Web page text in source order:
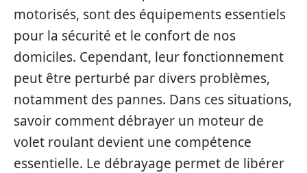
motorisés, sont des équipements essentiels
pour la sécurité et le confort de nos
domiciles. Cependant, leur fonctionnement
peut être perturbé par divers problèmes,
notamment des pannes. Dans ces situations,
savoir comment débrayer un moteur de
volet roulant devient une compétence
essentielle. Le débrayage permet de libérer